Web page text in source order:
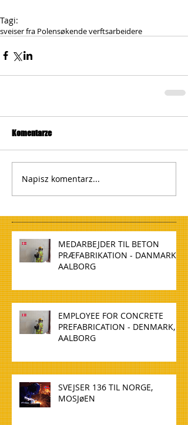
Tagi:
sveiser fra Polensøkende verftsarbeidere
Komentarze
Napisz komentarz...
MEDARBEJDER TIL BETON
PRÆFABRIKATION - DANMARK,
AALBORG
EMPLOYEE FOR CONCRETE
PREFABRICATION - DENMARK,
AALBORG
SVEJSER 136 TIL NORGE,
MOSJøEN